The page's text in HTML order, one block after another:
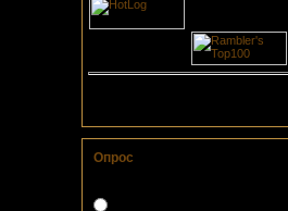
Опрос